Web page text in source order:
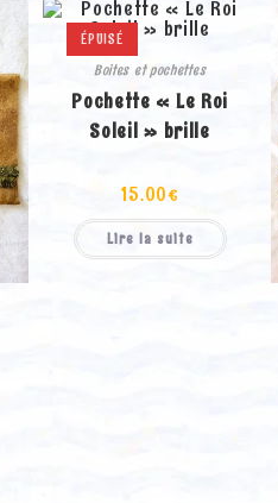
ÉPUISÉ
Boites et pochettes
Pochette « Le Roi
Soleil » brille
15.00€
Lire la suite